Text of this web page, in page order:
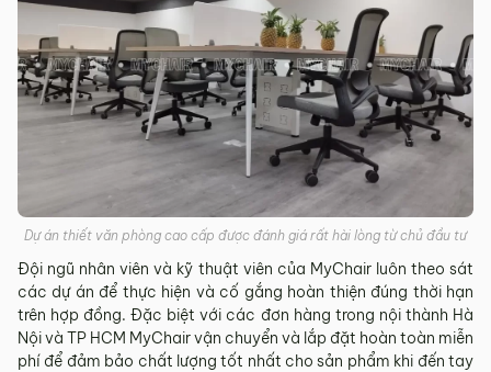
Dự án thiết văn phòng cao cấp được đánh giá rất hài lòng từ chủ đầu tư
Đội ngũ nhân viên và kỹ thuật viên của MyChair luôn theo sát
các dự án để thực hiện và cố gắng hoàn thiện đúng thời hạn
trên hợp đồng. Đặc biệt với các đơn hàng trong nội thành Hà
Nội và TP HCM MyChair vận chuyển và lắp đặt hoàn toàn miễn
phí để đảm bảo chất lượng tốt nhất cho sản phẩm khi đến tay